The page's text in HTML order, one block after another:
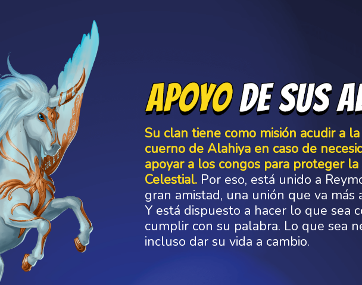
Su clan tiene como misión acudir a
cuerno de Alahiya en caso de
apoyar a los congos para proteger la
Celestial. Por eso, está unido a
gran amistad, una unión que va más
Y está dispuesto a hacer lo que sea
cumplir con su palabra. Lo que sea
incluso dar su vida a cambio.